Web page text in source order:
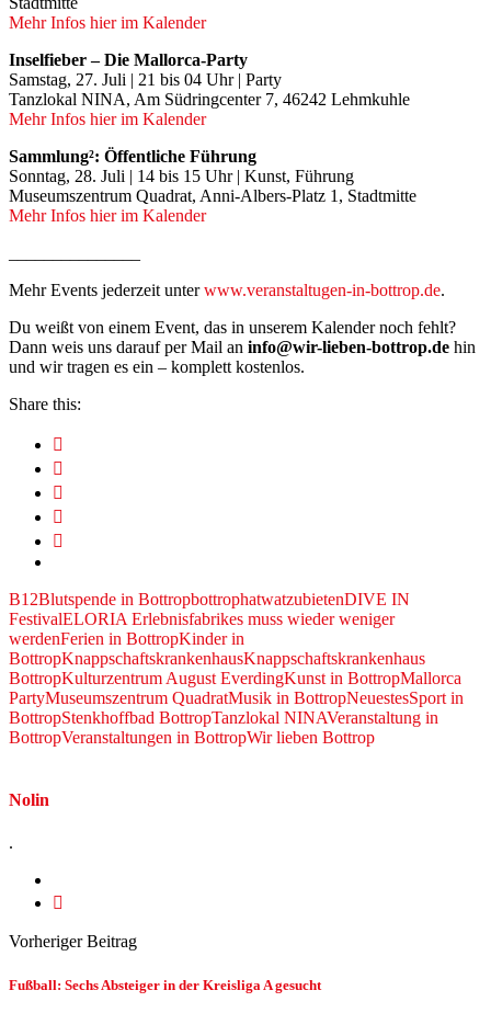
Mehr Infos hier im Kalender
Inselfieber – Die Mallorca-Party
Samstag, 27. Juli | 21 bis 04 Uhr | Party
Tanzlokal NINA, Am Südringcenter 7, 46242 Lehmkuhle
Mehr Infos hier im Kalender
Sammlung²: Öffentliche Führung
Sonntag, 28. Juli | 14 bis 15 Uhr | Kunst, Führung
Museumszentrum Quadrat, Anni-Albers-Platz 1, Stadtmitte
Mehr Infos hier im Kalender
Mehr Events jederzeit unterwww.veranstaltugen-in-bottrop.de.
Du weißt von einem Event, das in unserem Kalender noch fehlt?
Dann weis uns darauf per Mail an info@wir-lieben-bottrop.de hin
und wir tragen es ein – komplett kostenlos.
Share this:
B12Blutspende in BottropbottrophatwatzubietenDIVE IN
FestivalELORIA Erlebnisfabrikes muss wieder weniger
werdenFerien in BottropKinder in
BottropKnappschaftskrankenhausKnappschaftskrankenhaus
BottropKulturzentrum August EverdingKunst in BottropMallorca
PartyMuseumszentrum QuadratMusik in BottropNeuestesSport in
BottropStenkhoffbad BottropTanzlokal NINAVeranstaltung in
BottropVeranstaltungen in BottropWir lieben Bottrop
Nolin
.
Vorheriger Beitrag
Fußball: Sechs Absteiger in der Kreisliga A gesucht